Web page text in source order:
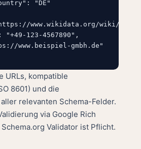
"DE"
www.wikidata.org/wiki/
"+49-123-4567890",
www.beispiel-gmbh.de"
URLs, kompatible
8601) und die
relevanten Schema-Felder.
via Google Rich
Validator ist Pflicht.